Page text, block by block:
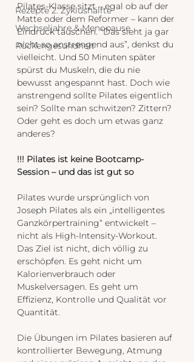
Rezepte 2. Zyklushälfte
Wechseljahre & Menopause
Rückengesundheit
Pilates-Klasse sitzt – egal ob auf der
Matte oder dem Reformer – kann der
Eindruck täuschen. “Das sieht ja gar
nicht so anstrengend aus”, denkst du
vielleicht. Und 50 Minuten später
spürst du Muskeln, die du nie
bewusst angespannt hast. Doch wie
anstrengend sollte Pilates eigentlich
sein? Sollte man schwitzen? Zittern?
Oder geht es doch um etwas ganz
anderes?
!!! Pilates ist keine Bootcamp-
Session – und das ist gut so
Pilates wurde ursprünglich von
Joseph Pilates als ein „intelligentes
Ganzkörpertraining“ entwickelt –
nicht als High-Intensity-Workout.
Das Ziel ist nicht, dich völlig zu
erschöpfen. Es geht nicht um
Kalorienverbrauch oder
Muskelversagen. Es geht um
Effizienz, Kontrolle und Qualität vor
Quantität.
Die Übungen im Pilates basieren auf
kontrollierter Bewegung, Atmung